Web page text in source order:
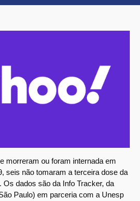
morreram ou foram internada em
seis não tomaram a terceira dose da
Os dados são da Info Tracker, da
Paulo) em parceria com a Unesp